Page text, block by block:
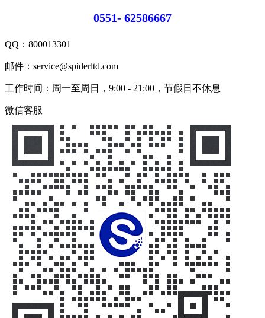
0551- 62586667
QQ： 800013301
邮件：service@spiderltd.com
工作时间：周一至周日，9:00 - 21:00，节假日不休息
微信客服